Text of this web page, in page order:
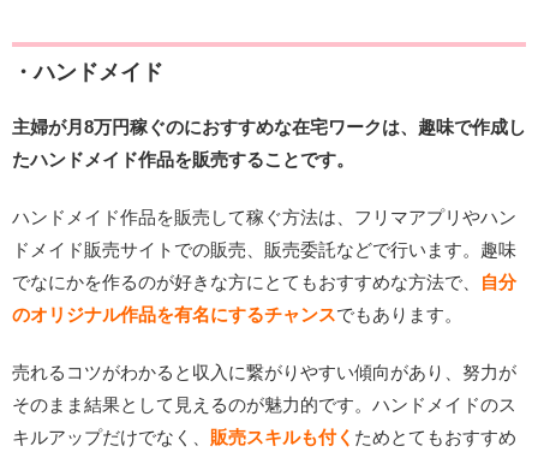
・ハンドメイド
主婦が月8万円稼ぐのにおすすめな在宅ワークは、趣味で作成し
たハンドメイド作品を販売することです。
ハンドメイド作品を販売して稼ぐ方法は、フリマアプリやハン
ドメイド販売サイトでの販売、販売委託などで行います。趣味
でなにかを作るのが好きな方にとてもおすすめな方法で、
自分
のオリジナル作品を有名にするチャンスでもあります。
売れるコツがわかると収入に繋がりやすい傾向があり、努力が
そのまま結果として見えるのが魅力的です。ハンドメイドのス
キルアップだけでなく、 販売スキルも付く ためとてもおすすめ